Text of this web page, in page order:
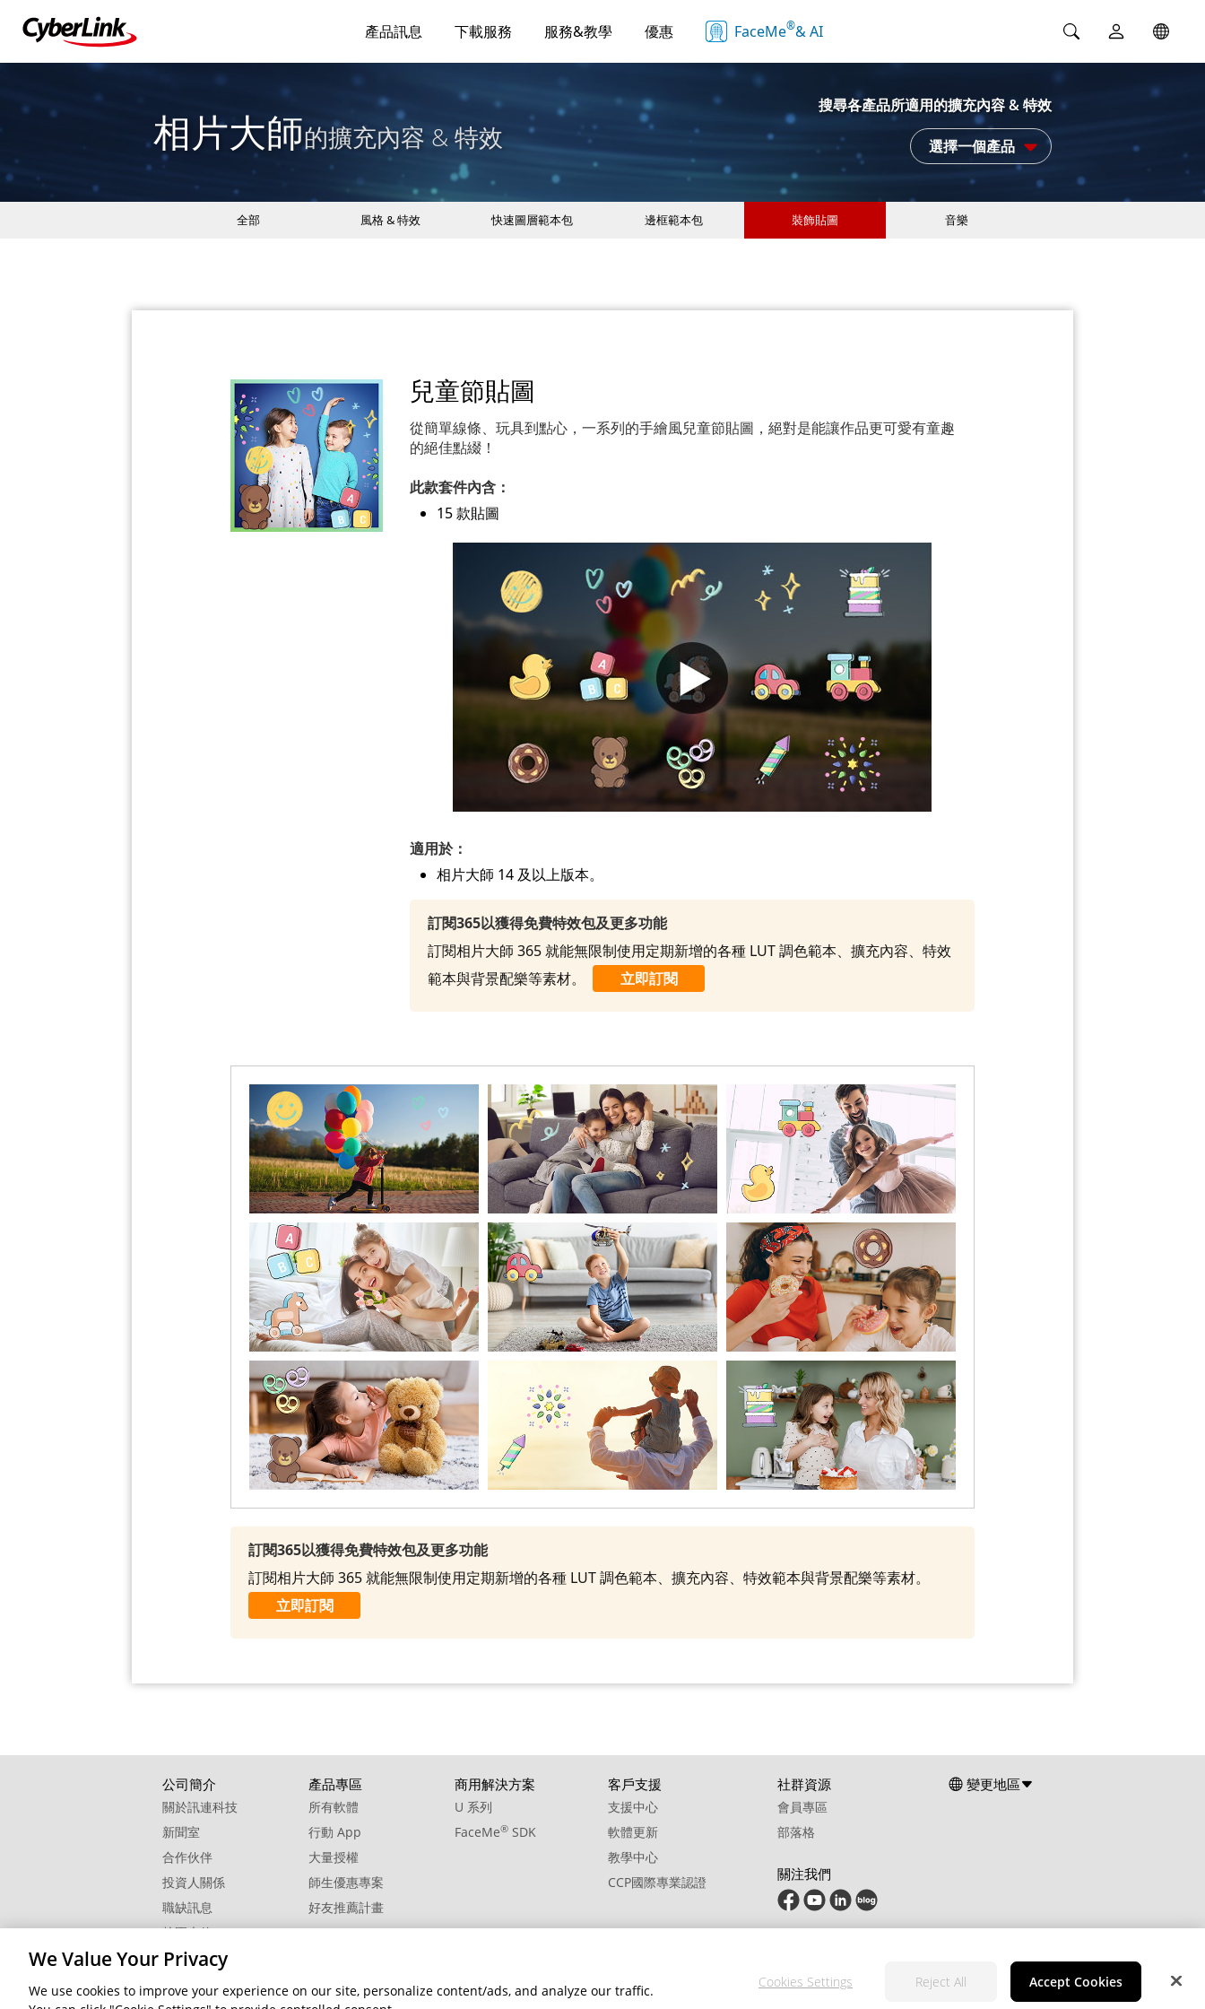
產品訊息 下載服務 服務&教學 優惠 FaceMe®& AI
相片大師的擴充內容 & 特效
搜尋各產品所適用的擴充內容 & 特效
選擇一個產品
全部 風格 & 特效 快速圖層範本包 邊框範本包 裝飾貼圖 音樂
兒童節貼圖
從簡單線條、玩具到點心，一系列的手繪風兒童節貼圖，絕對是能讓作品更可愛有童趣
的絕佳點綴！
此款套件內含：
15 款貼圖
適用於：
相片大師 14 及以上版本。
訂閱365以獲得免費特效包及更多功能
訂閱相片大師 365 就能無限制使用定期新增的各種 LUT 調色範本、擴充內容、特效
範本與背景配樂等素材。
立即訂閱
訂閱365以獲得免費特效包及更多功能
訂閱相片大師 365 就能無限制使用定期新增的各種 LUT 調色範本、擴充內容、特效範本與背景配樂等素材。
立即訂閱
公司簡介
關於訊連科技
新聞室
合作伙伴
投資人關係
職缺訊息
校園大使
聯絡我們
產品專區
所有軟體
行動 App
大量授權
師生優惠專案
好友推薦計畫
商用解決方案
U 系列
FaceMe® SDK
客戶支援
支援中心
軟體更新
教學中心
CCP國際專業認證
社群資源
會員專區
部落格
關注我們
變更地區
© 2026 訊連科技。保留所有權利。 隱私權政策 服務條款 Cookie 設定
We Value Your Privacy
We use cookies to improve your experience on our site, personalize content/ads, and analyze our traffic.
Cookies Settings Reject All Accept Cookies